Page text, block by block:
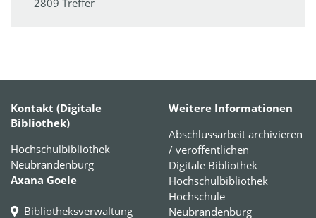
Kontakt (Digitale
Bibliothek)
Hochschulbibliothek
Neubrandenburg
Axana Goele
Bibliotheksverwaltung
Weitere Informationen
Abschlussarbeit archivieren
/ veröffentlichen
Digitale Bibliothek
Hochschulbibliothek
Hochschule
Neubrandenburg